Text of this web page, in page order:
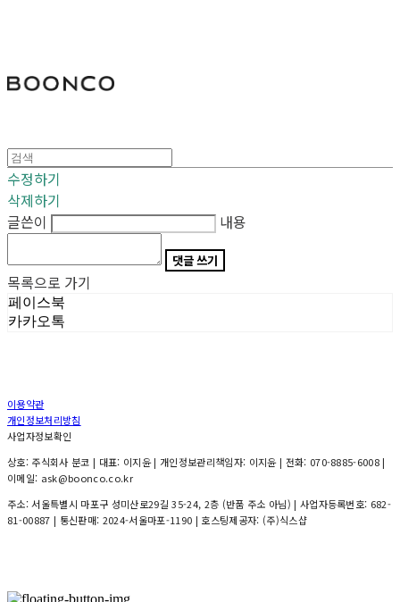
수정하기
삭제하기
글쓴이
내용
댓글 쓰기
목록으로 가기
페이스북
카카오톡
이용약관
개인정보처리방침
사업자정보확인
상호: 주식회사 분코 | 대표: 이지윤 | 개인정보관리책임자: 이지윤 | 전화: 070-8885-6008 |
이메일: ask@boonco.co.kr
주소: 서울특별시 마포구 성미산로29길 35-24, 2층 (반품 주소 아님) | 사업자등록번호: 682-
81-00887 | 통신판매: 2024-서울마포-1190 | 호스팅제공자: (주)식스샵